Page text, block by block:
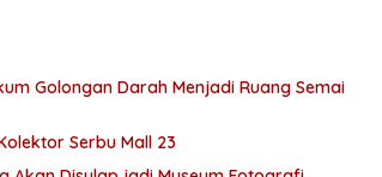
Serbu Mall 23